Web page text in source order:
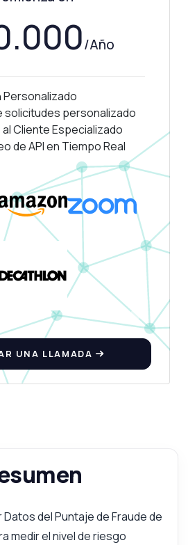
/Año
Personalizado
solicitudes personalizado
Cliente Especializado
de API en Tiempo Real
UNA LLAMADA
Datos del Puntaje de Fraude de
medir el nivel de riesgo